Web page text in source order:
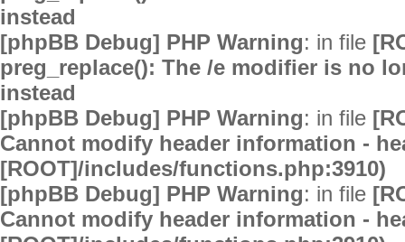
instead
[phpBB Debug] PHP Warning: in file
preg_replace(): The /e modifier is no
instead
[phpBB Debug] PHP Warning: in file
Cannot modify header information -
[ROOT]/includes/functions.php:3910)
[phpBB Debug] PHP Warning: in file
Cannot modify header information -